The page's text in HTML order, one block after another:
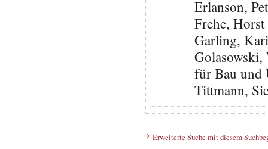
Erlanson,
Frehe,
Garling,
Golasowski,
für Bau und
Tittmann,
Erweiterte Suche mit diesem